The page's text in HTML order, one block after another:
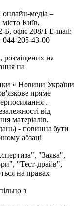
онлайн-медіа –
Київ,
офіс 208/1 E-mail:
044-205-43-00
розміщених на
на
« Новини України
пряме
.
від
матеріалів.
- повинна бути
абзаці
"Заява",
"Тест-драйв",
на правах
з